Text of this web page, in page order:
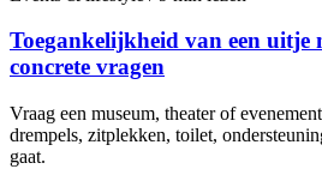
Toegankelijkheid van een uitje
concrete vragen
Vraag een museum, theater of
drempels, zitplekken, toilet,
gaat.